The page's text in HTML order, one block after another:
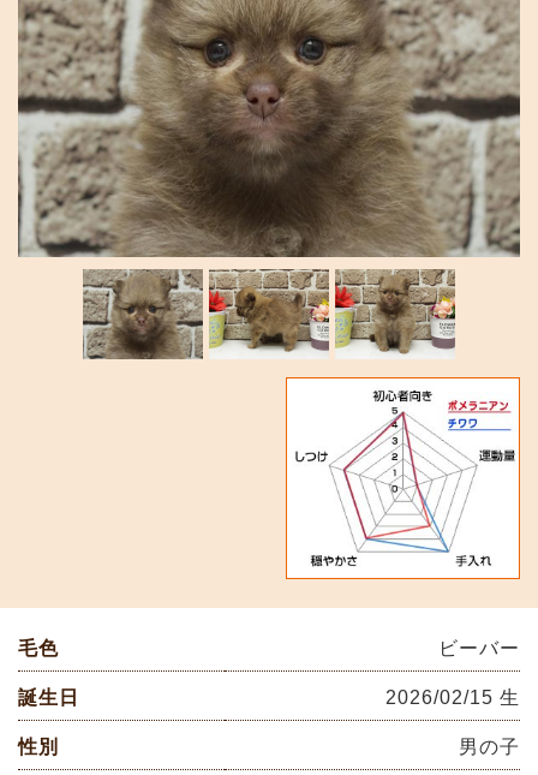
毛色 ビーバー
誕生日 2026/02/15 生
性別 男の子